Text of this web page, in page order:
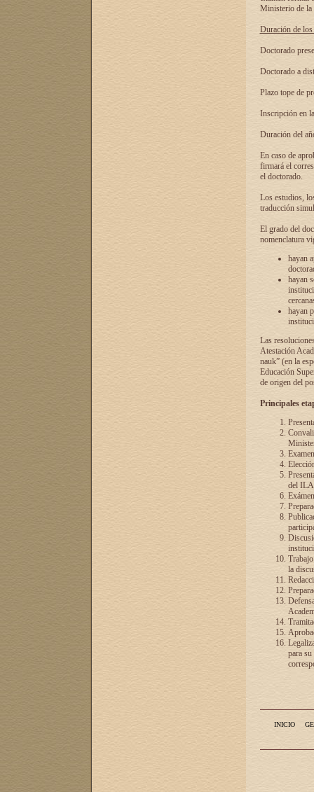
Ministerio de la
Duración de
Doctorado
Doctorado a
Plazo tope de
Inscripción en
Duración del
En caso de
firmará el
el doctorado.
Los estudios,
traducción
El grado del
nomenclatura
hayan
hayan
hayan
Las
Atestación
nauk” (en la
Educación
de origen del
Principales
del
la
para
INICIO